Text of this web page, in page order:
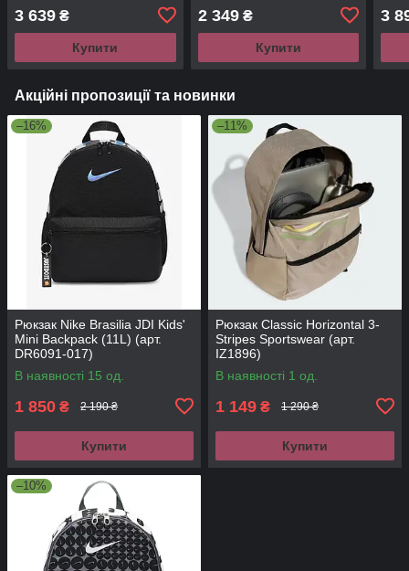
3 639 ₴
Купити
2 349₴
Купити
3
Акційні пропозиції та новинки
–16%
Рюкзак Nike Brasilia JDI Kids'
Mini Backpack (11L) (арт.
DR6091-017)
В наявності 15 од.
1 850 ₴ 2 190 ₴
Купити
–11%
Рюкзак Classic Horizontal 3-
Stripes Sportswear (арт.
IZ1896)
В наявності 1 од.
1 149 ₴ 1 290 ₴
Купити
–10%